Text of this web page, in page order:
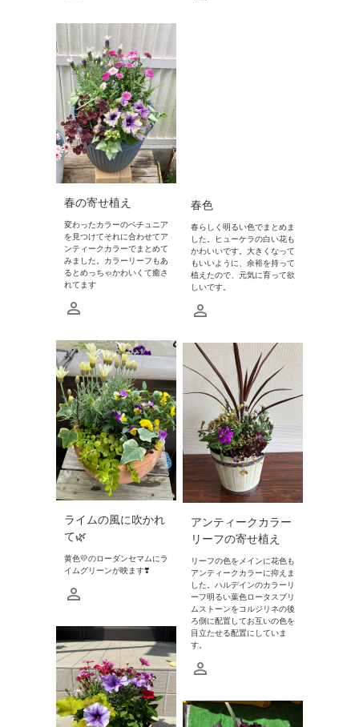
春の寄せ植え
変わったカラーのペチュニア
を見つけてそれに合わせてア
ンティークカラーでまとめて
みました。カラーリーフもあ
るとめっちゃかわいくて癒さ
れてます
春色
春らしく明るい色でまとめま
した。ヒューケラの白い花も
かわいいです。大きくなって
もいいように、余裕を持って
植えたので、元気に育って欲
しいです。
ライムの風に吹かれ
て🌿‬
黄色💛のローダンセマムにラ
イムグリーンが映ます❣️
アンティークカラー
リーフの寄せ植え
リーフの色をメインに花色も
アンティークカラーに抑えま
した。ハルデインのカラーリ
ーフ明るい葉色ロータスブリ
ムストーンをコルジリネの後
ろ側に配置してお互いの色を
目立たせる配置にしていま
す。